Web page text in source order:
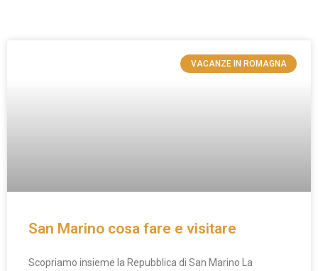
VACANZE IN ROMAGNA
San Marino cosa fare e visitare
Scopriamo insieme la Repubblica di San Marino La